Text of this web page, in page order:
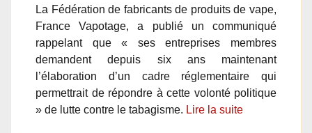
La Fédération de fabricants de produits de vape,
France Vapotage, a publié un communiqué
rappelant que « ses entreprises membres
demandent depuis six ans maintenant
l’élaboration d’un cadre réglementaire qui
permettrait de répondre à cette volonté politique
» de lutte contre le tabagisme. Lire la suite